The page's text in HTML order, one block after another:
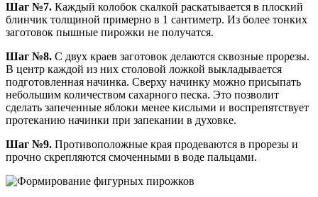
Шаг №7. Каждый колобок скалкой раскатывается в плоский
блинчик толщиной примерно в 1 сантиметр. Из более тонких
заготовок пышные пирожки не получатся.
Шаг №8. С двух краев заготовок делаются сквозные прорезы.
В центр каждой из них столовой ложкой выкладывается
подготовленная начинка. Сверху начинку можно присыпать
небольшим количеством сахарного песка. Это позволит
сделать запеченные яблоки менее кислыми и воспрепятствует
протеканию начинки при запекании в духовке.
Шаг №9. Противоположные края продеваются в прорезы и
прочно скрепляются смоченными в воде пальцами.